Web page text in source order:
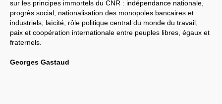
sur les principes immortels du CNR : indépendance nationale,
progrès social, nationalisation des monopoles bancaires et
industriels, laïcité, rôle politique central du monde du travail,
paix et coopération internationale entre peuples libres, égaux et
fraternels.
Georges Gastaud